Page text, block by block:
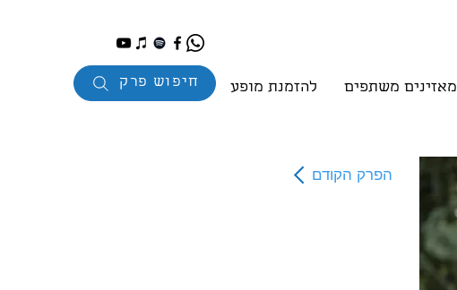
חיפוש פרק מאזינים משתפים להזמנת מופע
הפרק הקודם